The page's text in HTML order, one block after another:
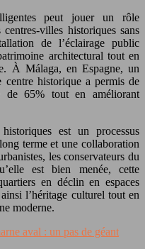
peut jouer un rôle
villes historiques sans
de l’éclairage public
architectural tout en
À Málaga, en Espagne, un
centre historique a permis de
de 65% tout en améliorant
est un processus
terme et une collaboration
les conservateurs du
est bien menée, cette
en déclin en espaces
l’héritage culturel tout en
moderne.
aval : un pas de géant